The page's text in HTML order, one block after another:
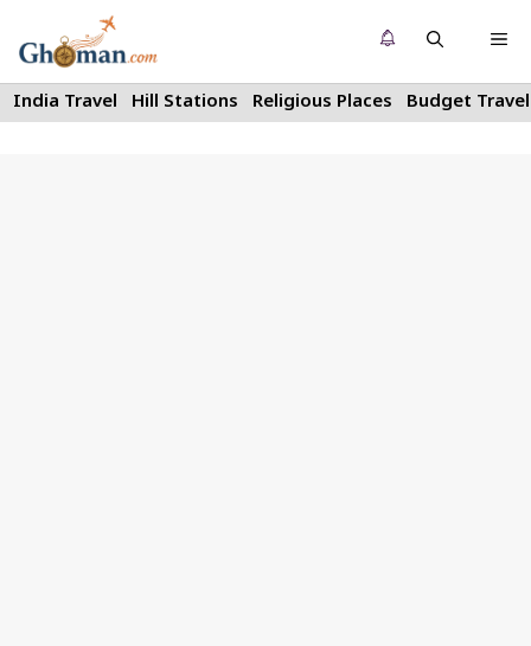
to
content
India Travel Hill Stations Religious Places Budget Travel